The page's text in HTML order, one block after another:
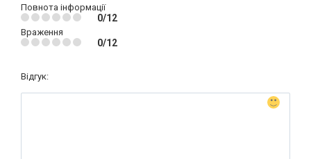
Повнота інформації
0/12
Враження
0/12
Відгук: